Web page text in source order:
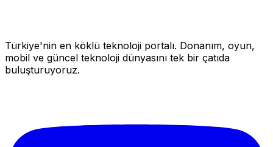
Türkiye'nin en köklü teknoloji portalı. Donanım, oyun,
mobil ve güncel teknoloji dünyasını tek bir çatıda
buluşturuyoruz.